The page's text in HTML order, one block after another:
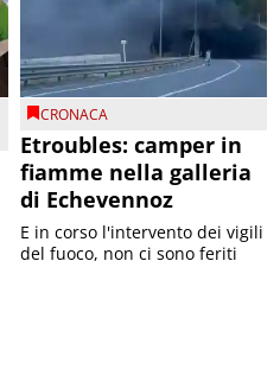
CRONACA
Etroubles: camper in
fiamme nella galleria
di Echevennoz
E in corso l'intervento dei vigili
del fuoco, non ci sono feriti